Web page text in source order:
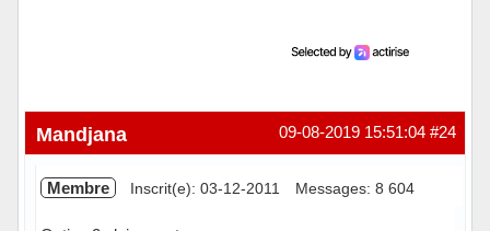
#24
09-08-2019 15:51:04
Mandjana
Membre Inscrit(e): 03-12-2011 Messages: 8 604